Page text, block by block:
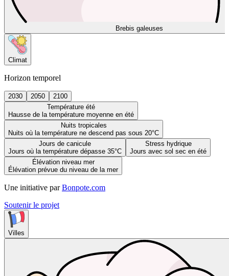
Brebis galeuses
Climat
Horizon temporel
2030 2050
2100
Température été
Hausse de la température moyenne en été
Nuits tropicales
Nuits où la température ne descend pas sous 20°C
Jours de canicule
Jours où la température dépasse 35°C
Stress hydrique
Jours avec sol sec en été
Élévation niveau mer
Élévation prévue du niveau de la mer
Une initiative par Bonpote.com
Soutenir le projet
Villes